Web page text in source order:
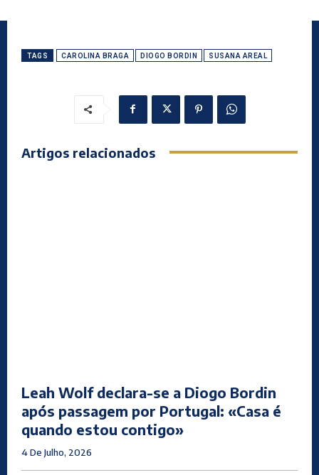
TAGS CAROLINA BRAGA DIOGO BORDIN SUSANA AREAL
Artigos relacionados
Leah Wolf declara-se a Diogo Bordin
após passagem por Portugal: «Casa é
quando estou contigo»
4 De Julho, 2026